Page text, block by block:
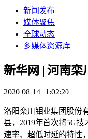
新闻发布
媒体聚焦
全球动态
多媒体资源库
新华网 | 河南栾
2020-08-14 11:02:20
洛阳栾川钼业集团股份
县，2019年首次将5G
速率、超低时延的特性